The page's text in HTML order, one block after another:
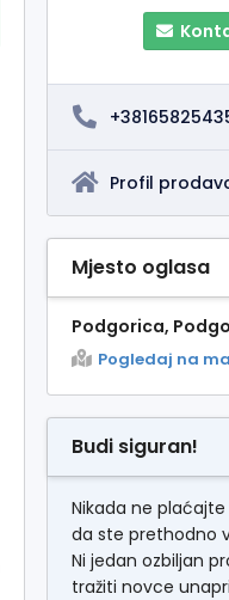
Profil
Mjesto oglasa
Podgorica,
Pogledaj na
Budi siguran!
Nikada ne
da ste prethodno
Ni jedan ozbiljan
tražiti novce